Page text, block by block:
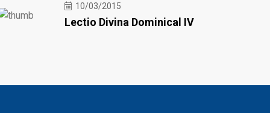
10/03/2015
Lectio Divina Dominical IV